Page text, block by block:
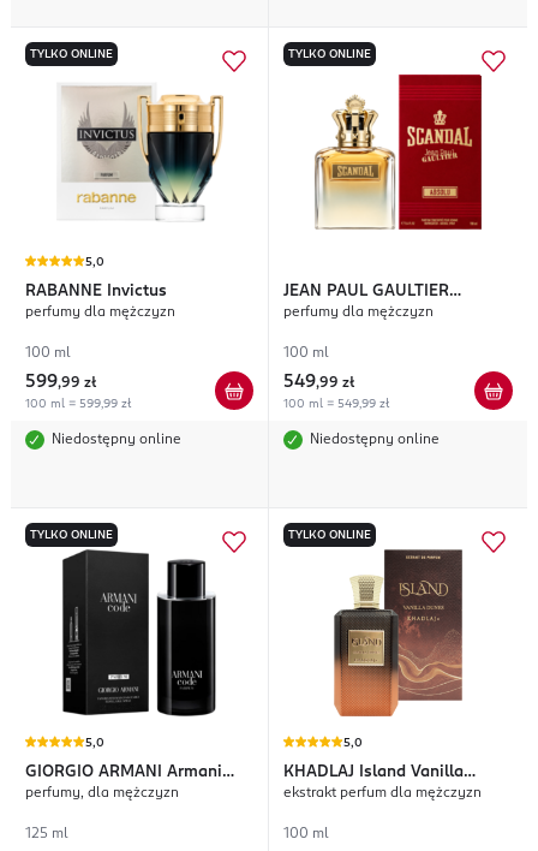
TYLKO ONLINE
5,0
RABANNE Invictus
perfumy dla mężczyzn
100 ml
599,99 zł
100 ml = 599,99 zł
Niedostępny online
TYLKO ONLINE
JEAN PAUL GAULTIER
Scandal Absolu
perfumy dla mężczyzn
100 ml
549,99 zł
100 ml = 549,99 zł
Niedostępny online
TYLKO ONLINE
5,0
GIORGIO ARMANI
Armani
Code
perfumy, dla mężczyzn
125 ml
TYLKO ONLINE
5,0
KHADLAJ
Island Vanilla
Dunes
ekstrakt perfum dla mężczyzn
100 ml